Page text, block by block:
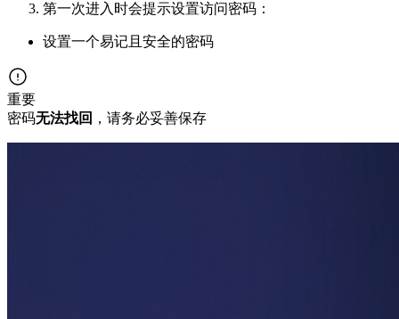
第一次进入时会提示设置访问密码：
设置一个易记且安全的密码
重要
密码无法找回 ，请务必妥善保存